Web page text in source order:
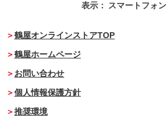
表示： スマートフォン
鶴屋オンラインストアTOP
鶴屋ホームページ
お問い合わせ
個人情報保護方針
推奨環境